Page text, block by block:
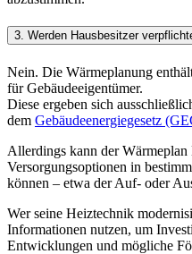
3. Werden Hausbesitzer
Nein. Die Wärmeplanung
für Gebäudeeigentümer.
Diese ergeben sich
dem Gebäudeenergiegesetz
Allerdings kann der
Versorgungsoptionen in
können – etwa der Auf- oder
Wer seine Heiztechnik
Informationen nutzen, um
Entwicklungen und mögliche